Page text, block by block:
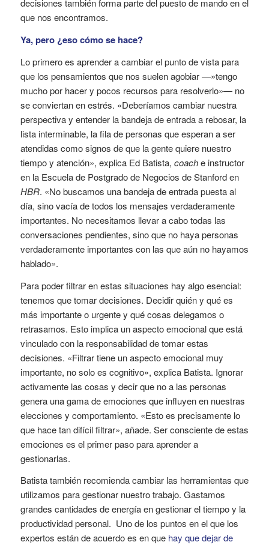
decisiones también forma parte del puesto de mando en el
que nos encontramos.
Ya, pero ¿eso cómo se hace?
Lo primero es aprender a cambiar el punto de vista para
que los pensamientos que nos suelen agobiar —»tengo
mucho por hacer y pocos recursos para resolverlo»— no
se conviertan en estrés. «Deberíamos cambiar nuestra
perspectiva y entender la bandeja de entrada a rebosar, la
lista interminable, la fila de personas que esperan a ser
atendidas como signos de que la gente quiere nuestro
tiempo y atención», explica Ed Batista, coache instructor
en la Escuela de Postgrado de Negocios de Stanford en
HBR. «No buscamos una bandeja de entrada puesta al
día, sino vacía de todos los mensajes verdaderamente
importantes. No necesitamos llevar a cabo todas las
conversaciones pendientes, sino que no haya personas
verdaderamente importantes con las que aún no hayamos
hablado».
Para poder filtrar en estas situaciones hay algo esencial:
tenemos que tomar decisiones. Decidir quién y qué es
más importante o urgente y qué cosas delegamos o
retrasamos. Esto implica un aspecto emocional que está
vinculado con la responsabilidad de tomar estas
decisiones. «Filtrar tiene un aspecto emocional muy
importante, no solo es cognitivo», explica Batista. Ignorar
activamente las cosas y decir que no a las personas
genera una gama de emociones que influyen en nuestras
elecciones y comportamiento. «Esto es precisamente lo
que hace tan difícil filtrar», añade. Ser consciente de estas
emociones es el primer paso para aprender a
gestionarlas.
Batista también recomienda cambiar las herramientas que
utilizamos para gestionar nuestro trabajo. Gastamos
grandes cantidades de energía en gestionar el tiempo y la
productividad personal. Uno de los puntos en el que los
expertos están de acuerdo es en que hay que dejar de